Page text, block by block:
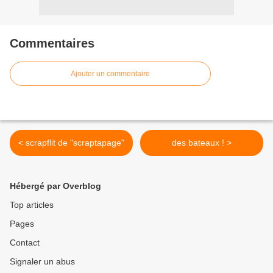
Commentaires
Ajouter un commentaire
< scrapflit de "scraptapage" des bateaux ! >
Hébergé par Overblog
Top articles
Pages
Contact
Signaler un abus